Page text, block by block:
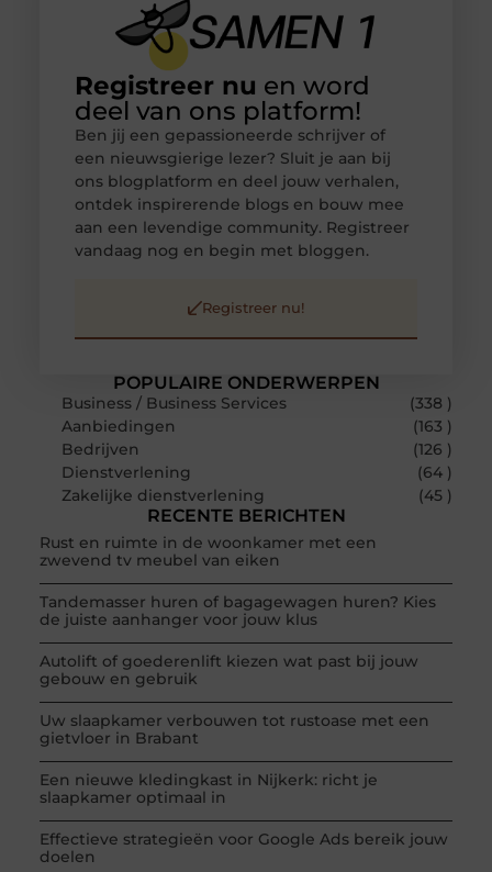
POPULAIRE ONDERWERPEN
Business / Business Services
(338 )
Aanbiedingen
(163 )
Bedrijven
(126 )
Dienstverlening
(64 )
Zakelijke dienstverlening
(45 )
RECENTE BERICHTEN
Rust en ruimte in de woonkamer met een
zwevend tv meubel van eiken
Tandemasser huren of bagagewagen huren? Kies
de juiste aanhanger voor jouw klus
Autolift of goederenlift kiezen wat past bij jouw
gebouw en gebruik
Uw slaapkamer verbouwen tot rustoase met een
gietvloer in Brabant
Een nieuwe kledingkast in Nijkerk: richt je
slaapkamer optimaal in
Effectieve strategieën voor Google Ads bereik jouw
doelen
Registreer nu en word
deel van ons platform!
Ben jij een gepassioneerde schrijver of
een nieuwsgierige lezer? Sluit je aan bij
ons blogplatform en deel jouw verhalen,
ontdek inspirerende blogs en bouw mee
aan een levendige community. Registreer
vandaag nog en begin met bloggen.
Registreer nu!